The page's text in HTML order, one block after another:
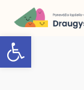
Open toolbar